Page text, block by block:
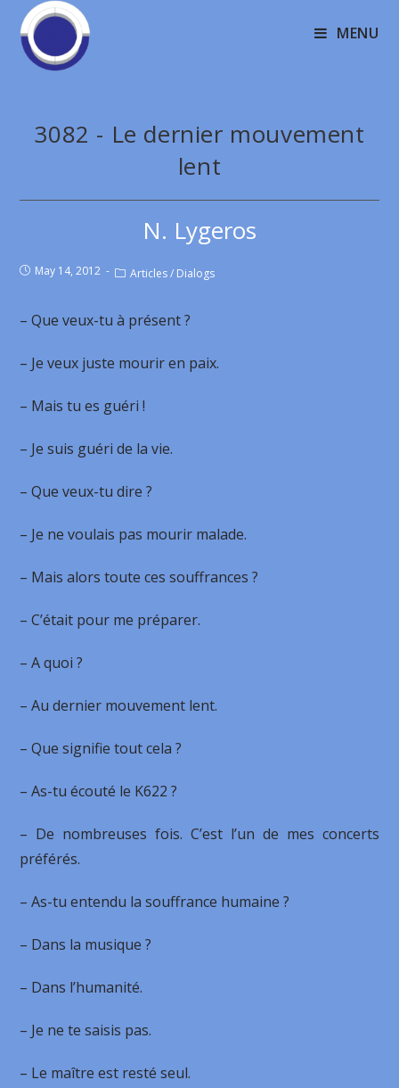
MENU
3082 - Le dernier mouvement
lent
N. Lygeros
May 14, 2012 Articles / Dialogs
– Que veux-tu à présent ?
– Je veux juste mourir en paix.
– Mais tu es guéri !
– Je suis guéri de la vie.
– Que veux-tu dire ?
– Je ne voulais pas mourir malade.
– Mais alors toute ces souffrances ?
– C’était pour me préparer.
– A quoi ?
– Au dernier mouvement lent.
– Que signifie tout cela ?
– As-tu écouté le K622 ?
– De nombreuses fois. C’est l’un de mes concerts
préférés.
– As-tu entendu la souffrance humaine ?
– Dans la musique ?
– Dans l’humanité.
– Je ne te saisis pas.
– Le maître est resté seul.